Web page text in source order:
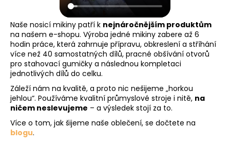
Naše nosicí mikiny patří k nejnáročnějším produktům
na našem e-shopu. Výroba jedné mikiny zabere až 6
hodin práce, která zahrnuje přípravu, obkreslení a stříhání
více než 40 samostatných dílů, pracné obšívání otvorů
pro stahovací gumičky a následnou kompletaci
jednotlivých dílů do celku.
Záleží nám na kvalitě, a proto nic nešijeme „horkou
jehlou“. Používáme kvalitní průmyslové stroje i nitě, na
ničem neslevujeme – a výsledek stojí za to.
Více o tom, jak šijeme naše oblečení, se dočtete na
blogu.